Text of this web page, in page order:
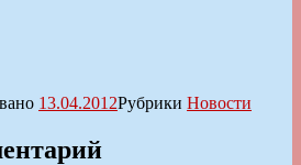
13.04.2012Рубрики Новости